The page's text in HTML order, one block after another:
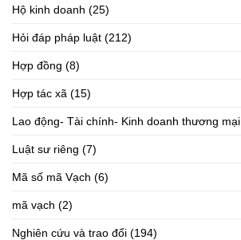
Hộ kinh doanh (25)
Hỏi đáp pháp luật (212)
Hợp đồng (8)
Hợp tác xã (15)
Lao động- Tài chính- Kinh doanh thương mại
Luật sư riêng (7)
Mã số mã Vạch (6)
mã vạch (2)
Nghiên cứu và trao đổi (194)